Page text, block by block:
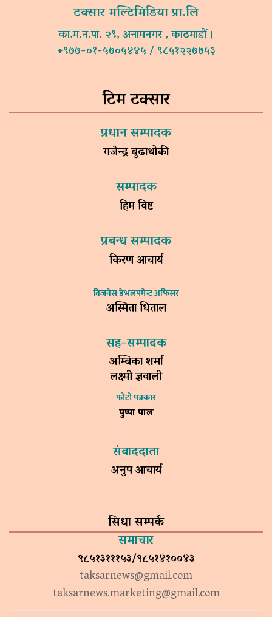
टक्सार मल्टिमिडिया प्रा.लि
का.म.न.पा. २९, अनामनगर , काठमाडौं ।
+९७७-०१-५७०५४४५ / ९८५१२२७७५३
टिम टक्सार
प्रधान सम्पादक
गजेन्द्र बुढाथोकी
सम्पादक
हिम विष्ट
प्रबन्ध सम्पादक
किरण आचार्य
विजनेस डेभलपमेन्ट अफिसर
अस्मिता धिताल
सह–सम्पादक
अम्बिका शर्मा
लक्ष्मी ज्ञवाली
फोटो पत्रकार
पुष्पा पाल
संवाददाता
अनुप आचार्य
सिधा सम्पर्क
समाचार
९८५१३१११५३/९८५१४१००४३
taksarnews@gmail.com
taksarnews.marketing@gmail.com